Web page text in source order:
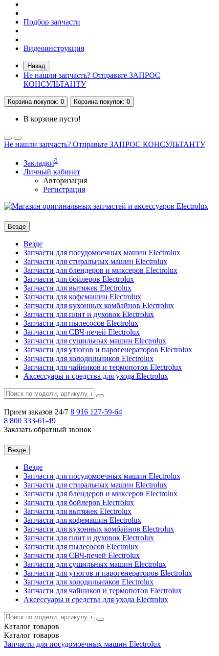
Подбор запчасти
Видеоинструкция
Назад
Не нашли запчасть? Отправьте ЗАПРОС
КОНСУЛЬТАНТУ
Корзинапокупок: 0 Корзинапокупок: 0
В корзине пусто!
Не нашли запчасть? Отправьте ЗАПРОС КОНСУЛЬТАНТУ
Закладки0
Личный кабинет
Авторизация
Регистрация
Везде
Везде
Запчасти для посудомоечных машин Electrolux
Запчасти для стиральных машин Electrolux
Запчасти для блендеров и миксеров Electrolux
Запчасти для бойлеров Electrolux
Запчасти для вытяжек Electrolux
Запчасти для кофемашин Electrolux
Запчасти для кухонных комбайнов Electrolux
Запчасти для плит и духовок Electrolux
Запчасти для пылесосов Electrolux
Запчасти для СВЧ-печей Electrolux
Запчасти для сушильных машин Electrolux
Запчасти для утюгов и парогенераторов Electrolux
Запчасти для холодильников Electrolux
Запчасти для чайников и термопотов Electrolux
Аксессуары и средства для ухода Electrolux
Прием заказов 24/7 8 916 127-59-64
8 800 333-61-49
Заказать обратный звонок
Везде
Везде
Запчасти для посудомоечных машин Electrolux
Запчасти для стиральных машин Electrolux
Запчасти для блендеров и миксеров Electrolux
Запчасти для бойлеров Electrolux
Запчасти для вытяжек Electrolux
Запчасти для кофемашин Electrolux
Запчасти для кухонных комбайнов Electrolux
Запчасти для плит и духовок Electrolux
Запчасти для пылесосов Electrolux
Запчасти для СВЧ-печей Electrolux
Запчасти для сушильных машин Electrolux
Запчасти для утюгов и парогенераторов Electrolux
Запчасти для холодильников Electrolux
Запчасти для чайников и термопотов Electrolux
Аксессуары и средства для ухода Electrolux
Каталог товаров
Каталог товаров
Запчасти для посудомоечных машин Electrolux